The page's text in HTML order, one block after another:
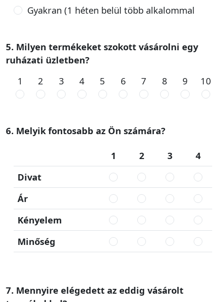
Gyakran (1 héten belül több alkalommal
5. Milyen termékeket szokott vásárolni egy
ruházati üzletben?
1
2 3 4 5 6 7 8 9 10
6. Melyik fontosabb az Ön számára?
1 2 3
4
Divat
Ár
Kényelem
Minőség
7. Mennyire elégedett az eddig vásárolt